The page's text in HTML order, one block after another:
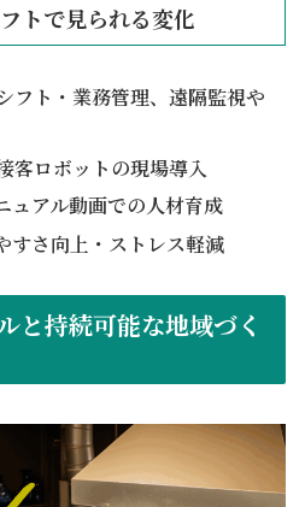
トで見られる変化
フト・業務管理、遠隔監視や
客ロボットの現場導入
ュアル動画での人材育成
すさ向上・ストレス軽減
と持続可能な地域づく